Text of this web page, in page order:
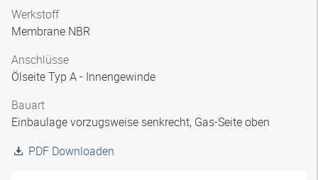
Werkstoff
Membrane NBR
Anschlüsse
Ölseite Typ A - Innengewinde
Bauart
Einbaulage vorzugsweise senkrecht, Gas-Seite oben
PDF Downloaden